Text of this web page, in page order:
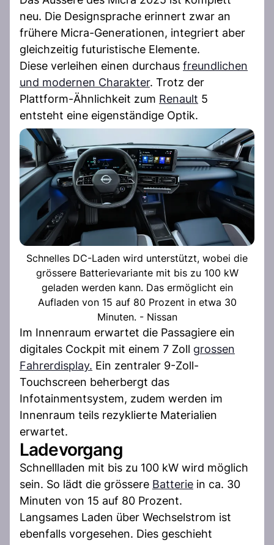
neu. Die Designsprache erinnert zwar an
frühere Micra-Generationen, integriert aber
gleichzeitig futuristische Elemente.
Diese verleihen einen durchaus freundlichen
und modernen Charakter. Trotz der
Plattform-Ähnlichkeit zum Renault 5
entsteht eine eigenständige Optik.
Schnelles DC-Laden wird unterstützt, wobei die
grössere Batterievariante mit bis zu 100 kW
geladen werden kann. Das ermöglicht ein
Aufladen von 15 auf 80 Prozent in etwa 30
Minuten. - Nissan
Im Innenraum erwartet die Passagiere ein
digitales Cockpit mit einem 7 Zoll grossen
Fahrerdisplay. Ein zentraler 9-Zoll-
Touchscreen beherbergt das
Infotainmentsystem, zudem werden im
Innenraum teils rezyklierte Materialien
erwartet.
Ladevorgang
Schnellladen mit bis zu 100 kW wird möglich
sein. So lädt die grössere Batterie in ca. 30
Minuten von 15 auf 80 Prozent.
Langsames Laden über Wechselstrom ist
ebenfalls vorgesehen. Dies geschieht